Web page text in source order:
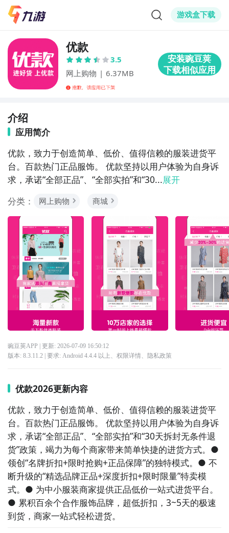
游戏盒下载
优款
3.5
网上购物 | 6.37MB
介绍
应用简介
优款，致力于创造简单、低价、值得信赖的服装进货平
台。百款热门正品服饰。 优款坚持以用户体验为自身诉
求，承诺“全部正品”、“全部实拍”和“30...展开
分类：
网上购物 商城
豌豆荚APP | 更新: 2026-07-09 16:50:12
版本: 8.3.11.2| 要求: Android 4.4.4 以上、 权限详情、 隐私政策
优款2026更新内容
优款，致力于创造简单、低价、值得信赖的服装进货平
台。百款热门正品服饰。 优款坚持以用户体验为自身诉
求，承诺“全部正品”、“全部实拍”和“30天拆封无条件退
货”政策，竭力为每个商家带来简单快捷的进货方式。●
领创“名牌折扣+限时抢购+正品保障”的独特模式。● 不
断升级的“精选品牌正品+深度折扣+限时限量”特卖模
式。● 为中小服装商家提供正品低价一站式进货平台。
● 累积百余个合作服饰品牌，超低折扣，3~5天的极速
到货，商家一站式轻松进货。